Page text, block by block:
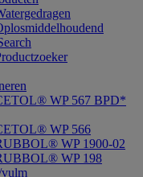
WP 567 BPD*
WP 566
WP 1900-02
WP 198
vulm